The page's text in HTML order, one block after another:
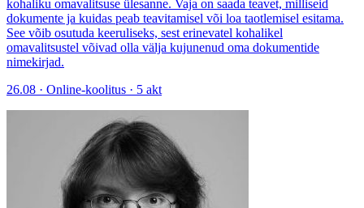
kohaliku omavalitsuse ülesanne. Vaja on saada teavet, milliseid
dokumente ja kuidas peab teavitamisel või loa taotlemisel esitama.
See võib osutuda keeruliseks, sest erinevatel kohalikel
omavalitsustel võivad olla välja kujunenud oma dokumentide
nimekirjad.
26.08 · Online-koolitus · 5 akt